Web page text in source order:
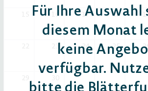
Für Ihre Auswahl
diesem Monat
keine
verfügbar.
bitte die
16 17 18
23 24 25